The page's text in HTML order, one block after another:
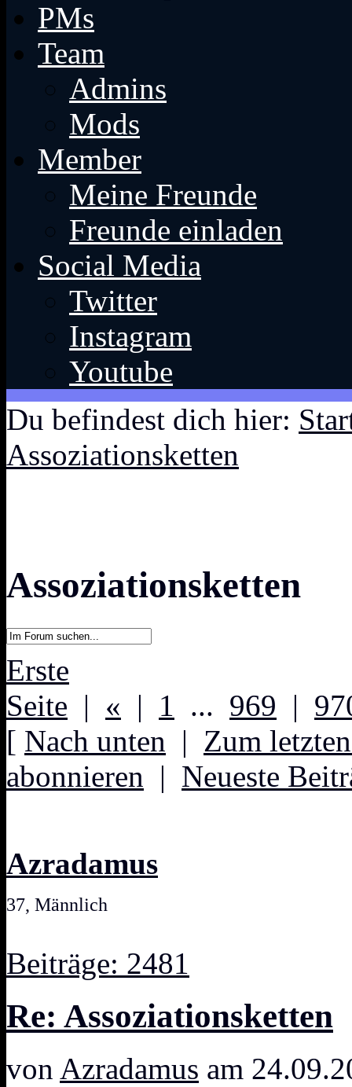
PMs
Team
Admins
Mods
Member
Meine Freunde
Freunde einladen
Social Media
Twitter
Instagram
Youtube
Du befindest dich hier:
Assoziationsketten
Assoziationsketten
Erste
Seite | « | 1 ... 969 |
[ Nach unten | Zum
abonnieren | Neueste
Azradamus
37, Männlich
Beiträge: 2481
Re: Assoziationsketten
von Azradamus am